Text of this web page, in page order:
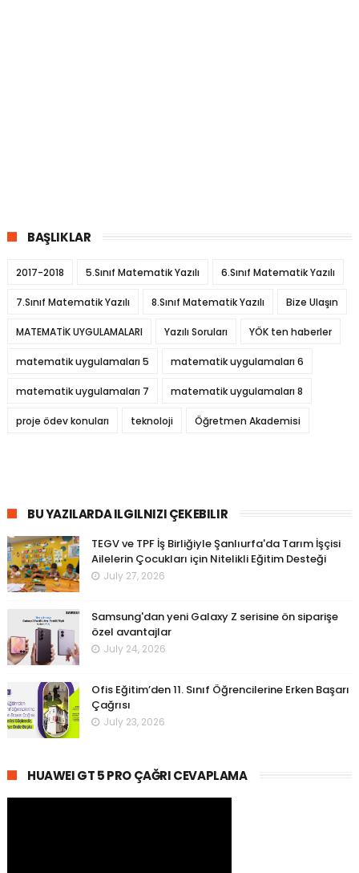
BAŞLIKLAR
2017-2018 5.Sınıf Matematik Yazılı 6.Sınıf Matematik Yazılı
7.Sınıf Matematik Yazılı 8.Sınıf Matematik Yazılı Bize Ulaşın
MATEMATİK UYGULAMALARI Yazılı Soruları YÖK ten haberler
matematik uygulamaları 5 matematik uygulamaları 6
matematik uygulamaları 7 matematik uygulamaları 8
proje ödev konuları teknoloji Öğretmen Akademisi
BU YAZILARDA ILGILNIZI ÇEKEBILIR
TEGV ve TPF İş Birliğiyle Şanlıurfa'da Tarım İşçisi
Ailelerin Çocukları için Nitelikli Eğitim Desteği
July 27, 2026
Samsung'dan yeni Galaxy Z serisine ön siparişe
özel avantajlar
July 24, 2026
Ofis Eğitim’den 11. Sınıf Öğrencilerine Erken Başarı
Çağrısı
July 23, 2026
HUAWEI GT 5 PRO ÇAĞRI CEVAPLAMA